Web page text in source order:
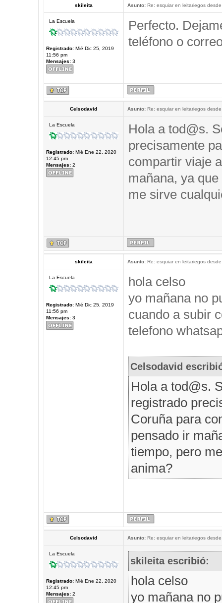
skileita Asunto:Re: esquiar en leitariegos
La Escuela
Registrado:Mié Dic 25, 2019
11:56 pm
Mensajes:3
Perfecto.
teléfono o
Celsodavid Asunto:Re: esquiar en leitariegos
La Escuela
Registrado:Mié Ene 22, 2020
12:45 pm
Mensajes:2
Hola a tod@s.
precisamente
compartir viaje
mañana, ya
me sirve
skileita Asunto:Re: esquiar en leitariegos
La Escuela
Registrado:Mié Dic 25, 2019
11:56 pm
Mensajes:3
hola celso
yo mañana no
cuando a subir
telefono
Celsodavid
Hola a tod@s.
registrado
Coruña para
pensado ir
tiempo, pero
anima?
Celsodavid Asunto:Re: esquiar en leitariegos
La Escuela
Registrado:Mié Ene 22, 2020
12:45 pm
Mensajes:2
skileita escribió:
hola celso
yo mañana no